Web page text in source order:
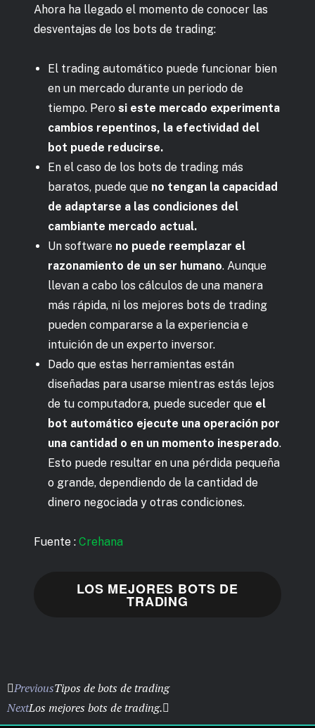
Ahora ha llegado el momento de conocer las
desventajas de los bots de trading:
El trading automático puede funcionar bien
en un mercado durante un periodo de
tiempo. Pero si este mercado experimenta
cambios repentinos, la efectividad del
bot puede reducirse.
En el caso de los bots de trading más
baratos, puede que no tengan la capacidad
de adaptarse a las condiciones del
cambiante mercado actual.
Un software no puede reemplazar el
razonamiento de un ser humano. Aunque
llevan a cabo los cálculos de una manera
más rápida, ni los mejores bots de trading
pueden compararse a la experiencia e
intuición de un experto inversor.
Dado que estas herramientas están
diseñadas para usarse mientras estás lejos
de tu computadora, puede suceder que el
bot automático ejecute una operación por
una cantidad o en un momento inesperado.
Esto puede resultar en una pérdida pequeña
o grande, dependiendo de la cantidad de
dinero negociada y otras condiciones.
Fuente : Crehana
LOS MEJORES BOTS DE
TRADING
PreviousTipos de bots de trading
NextLos mejores bots de trading.